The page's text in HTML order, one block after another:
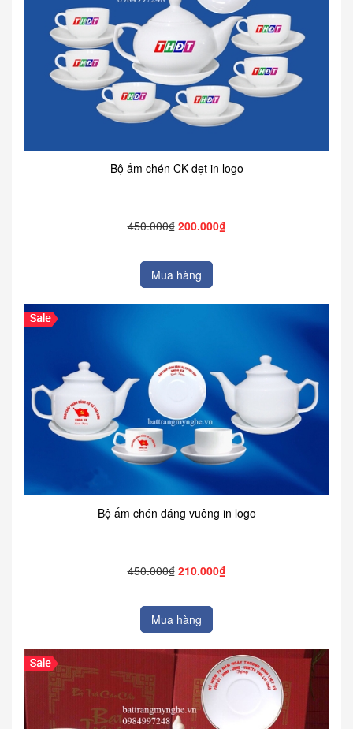
Bộ ấm chén CK dẹt in logo
450.000₫ 200.000₫
Mua hàng
Bộ ấm chén dáng vuông in logo
450.000₫ 210.000₫
Mua hàng